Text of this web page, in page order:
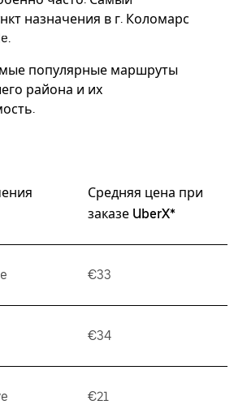
назначения в г. Коломарс
популярные маршруты
района и их
Средняя цена при
заказе UberX*
€33
€34
€21